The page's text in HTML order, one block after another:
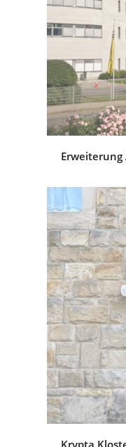
Erweiterung
Krypta